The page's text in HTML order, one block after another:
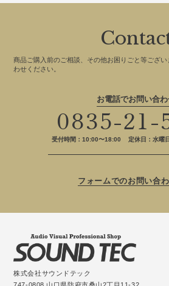
商品ご購入前のご相談、その他お困りごと等ござ
わせください。
お電話でお問い合
0835-21-
受付時間：10:00〜18:00 定休日：水曜
フォームでのお問い合
株式会社サウンドテック